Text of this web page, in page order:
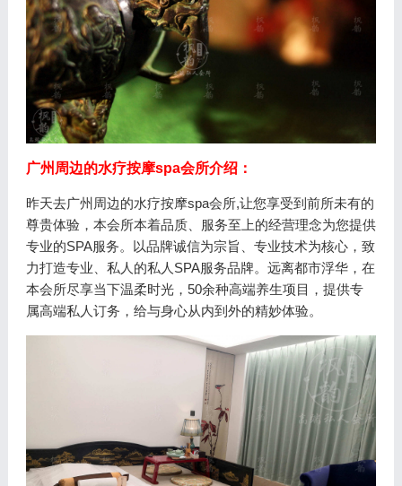
广州周边的水疗按摩spa会所介绍：
昨天去广州周边的水疗按摩spa会所,让您享受到前所未有的
尊贵体验，本会所本着品质、服务至上的经营理念为您提供
专业的SPA服务。以品牌诚信为宗旨、专业技术为核心，致
力打造专业、私人的私人SPA服务品牌。远离都市浮华，在
本会所尽享当下温柔时光，50余种高端养生项目，提供专
属高端私人订务，给与身心从内到外的精妙体验。